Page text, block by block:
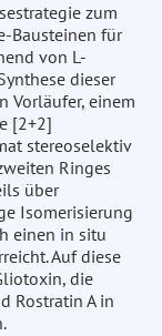
zum
Bausteinen für
von L-
dieser
Vorläufer, einem
[2+2]
stereoselektiv
Ringes
über
Isomerisierung
einen in situ
Auf diese
die
Rostratin A in